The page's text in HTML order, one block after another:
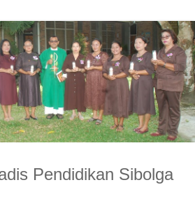
Pendidikan Sibolga